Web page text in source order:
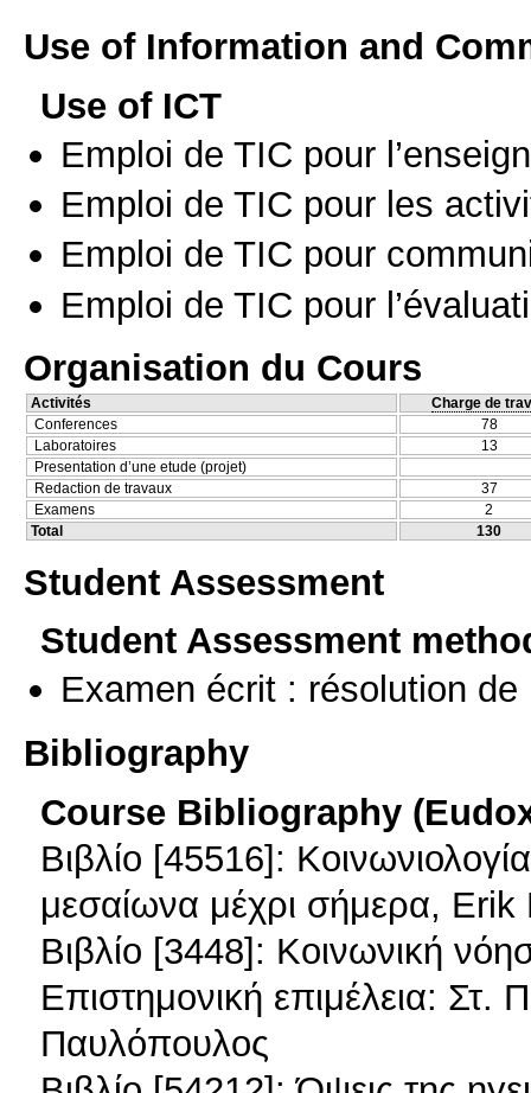
Use of Information and
Use of ICT
Emploi de TIC pour
Emploi de TIC pour les
Emploi de TIC pour
Emploi de TIC pour
Organisation du Cours
Activités
Charge de
Conferences
78
Laboratoires
13
Presentation d’une etude (projet)
Redaction de travaux
37
Examens
2
Total
130
Student Assessment
Student Assessment
Examen écrit : résolution de
Bibliography
Course Bibliography
Βιβλίο [45516]:
μεσαίωνα μέχρι σήμερα, Erik
Βιβλίο [3448]: Κοινωνική
Επιστημονική επιμέλεια:
Παυλόπουλος